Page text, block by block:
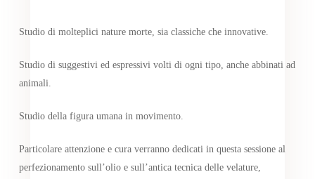
Studio di molteplici nature morte, sia classiche che innovative.
Studio di suggestivi ed espressivi volti di ogni tipo, anche abbinati ad
animali.
Studio della figura umana in movimento.
Particolare attenzione e cura verranno dedicati in questa sessione al
perfezionamento sull’olio e sull’antica tecnica delle velature,